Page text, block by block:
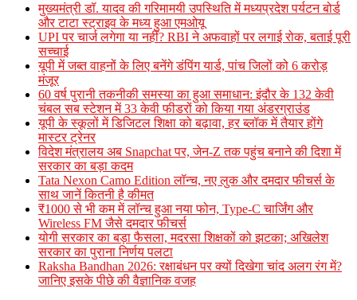
मुख्यमंत्री डॉ. यादव की गरिमामयी उपस्थिति में मध्यप्रदेश पर्यटन बोर्ड
और टाटा स्ट्राइव के मध्य हुआ एमओयू
UPI पर चार्ज लगेगा या नहीं? RBI ने अफवाहों पर लगाई रोक, बताई पूरी
सच्चाई
यूपी में जब्त वाहनों के लिए बनेंगे डंपिंग यार्ड, पांच जिलों को 6 करोड़
मंजूर
60 वर्ष पुरानी तकनीकी समस्या का हुआ समाधान: इंदौर के 132 केवी
चंबल सब स्टेशन में 33 केवी फीडरों को किया गया अंडरग्राउंड
यूपी के स्कूलों में डिजिटल शिक्षा को बढ़ावा, हर ब्लॉक में तैयार होंगे
मास्टर ट्रेनर
विदेश मंत्रालय अब Snapchat पर, जेन-Z तक पहुंच बनाने की दिशा में
सरकार का बड़ा कदम
Tata Nexon Camo Edition लॉन्च, नए लुक और दमदार फीचर्स के
साथ जानें कितनी है कीमत
₹1000 से भी कम में लॉन्च हुआ नया फोन, Type-C चार्जिंग और
Wireless FM जैसे दमदार फीचर्स
योगी सरकार का बड़ा फैसला, मदरसा शिक्षकों को झटका; अखिलेश
सरकार का पुराना निर्णय पलटा
Raksha Bandhan 2026: रक्षाबंधन पर क्यों दिखेगा चांद अलग रंग में?
जानिए इसके पीछे की वैज्ञानिक वजह